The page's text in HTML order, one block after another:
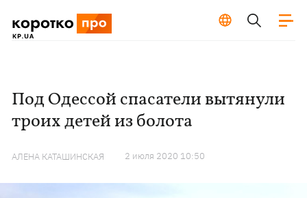
Под Одессой спасатели вытянули
троих детей из болота
АЛЕНА КАТАШИНСКАЯ 2 июля 2020 10:50